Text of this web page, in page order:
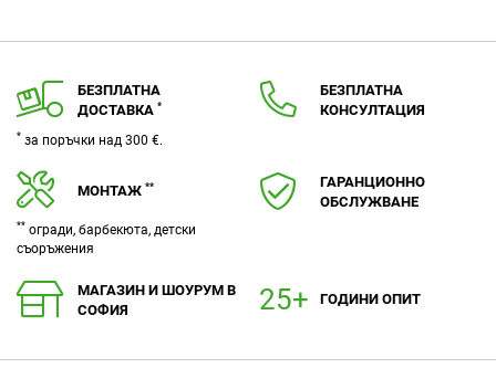
БЕЗПЛАТНА
ДОСТАВКА *
* за поръчки над 300 €.
БЕЗПЛАТНА
КОНСУЛТАЦИЯ
МОНТАЖ **
** огради, барбекюта, детски
съоръжения
ГАРАНЦИОННО
ОБСЛУЖВАНЕ
МАГАЗИН И ШОУРУМ В
СОФИЯ
ГОДИНИ ОПИТ